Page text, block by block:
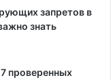
запретов в
знать
проверенных